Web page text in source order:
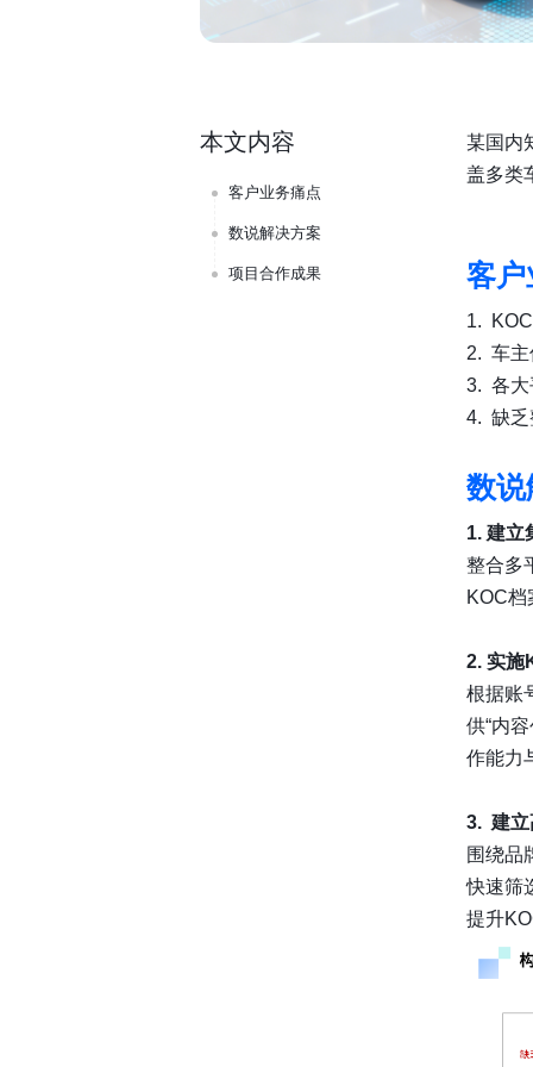
本文内容
客户业务痛点
数说解决方案
项目合作成果
某国内
盖多类
客户
1.
2. 车主
3. 各大
4. 缺乏
数说
1. 建立
整合多
KOC
2. 实施
根据账
供“内
作能力
3. 建立
围绕品
快速筛
提升